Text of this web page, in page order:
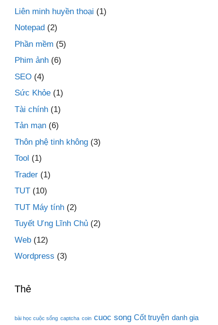
Liên minh huyền thoại (1)
Notepad (2)
Phần mềm (5)
Phim ảnh (6)
SEO (4)
Sức Khỏe (1)
Tài chính (1)
Tản mạn (6)
Thôn phệ tinh không (3)
Tool (1)
Trader (1)
TUT (10)
TUT Máy tính (2)
Tuyết Ưng Lĩnh Chủ (2)
Web (12)
Wordpress (3)
Thẻ
bài học cuộc sống captcha coin cuoc song Cốt truyện danh gia